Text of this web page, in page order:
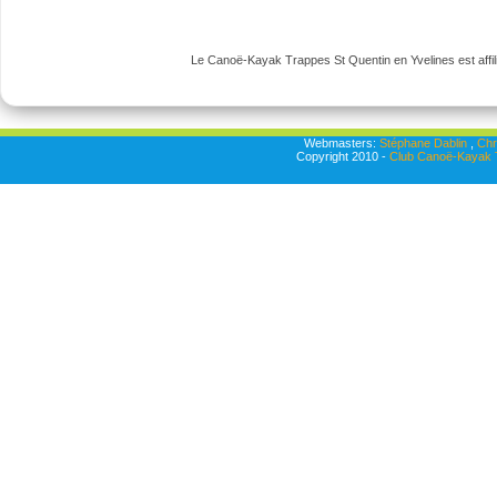
Le Canoë-Kayak Trappes St Quentin en Yvelines est
Webmasters: Stéphane Dablin,
Copyright 2010 - Club Canoë-Kayak